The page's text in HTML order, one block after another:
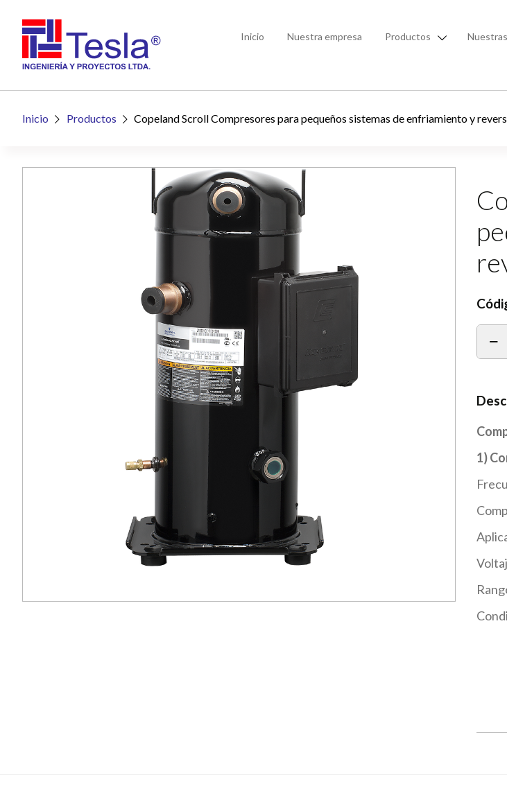
Inicio Nuestra empresa Productos
Inicio  Productos  Copeland Scroll Compresores para pequeños sistemas de enfriamiento y
1)